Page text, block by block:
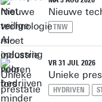
Nieuwe
TNW
VR 31 JUL 2026
Unieke
HYDRIVEN